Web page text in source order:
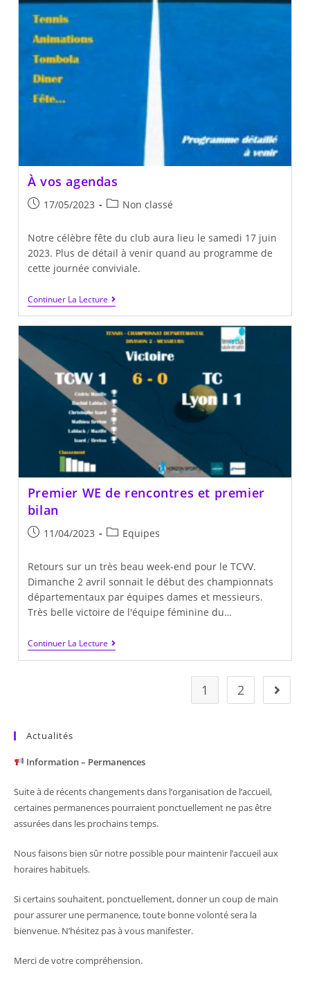
À vos agendas
Publication
17/05/2023
PostNon classé
Notre célèbre fête du club aura lieu le samedi 17 juin
2023. Plus de détail à venir quand au programme de
cette journée conviviale.
Continuer La LectureÀ
Vos
Premier WE de rencontres et premier
bilan
Publication
11/04/2023
PostEquipes
Retours sur un très beau week-end pour le TCVV.
Dimanche 2 avril sonnait le début des championnats
départementaux par équipes dames et messieurs.
Très belle victoire de l'équipe féminine du…
Continuer La LecturePremier
WE
De
1 2 Aller à
Actualités
Information – Permanences
Suite à de récents changements dans l’organisation de l’accueil,
certaines permanences pourraient ponctuellement ne pas être
assurées dans les prochains temps.
Nous faisons bien sûr notre possible pour maintenir l’accueil aux
horaires habituels.
Si certains souhaitent, ponctuellement, donner un coup de main
pour assurer une permanence, toute bonne volonté sera la
bienvenue. N’hésitez pas à vous manifester.
Merci de votre compréhension.